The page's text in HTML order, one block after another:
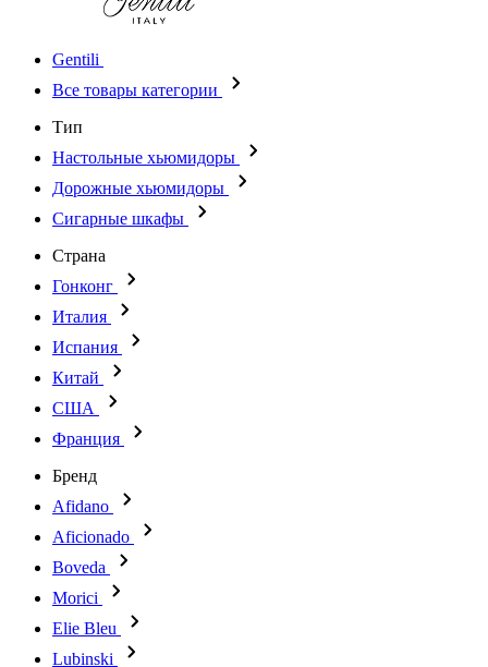
Gentili
Все товары категории
Тип
Настольные хьюмидоры
Дорожные хьюмидоры
Сигарные шкафы
Страна
Гонконг
Италия
Испания
Китай
США
Франция
Бренд
Afidano
Aficionado
Boveda
Morici
Elie Bleu
Lubinski